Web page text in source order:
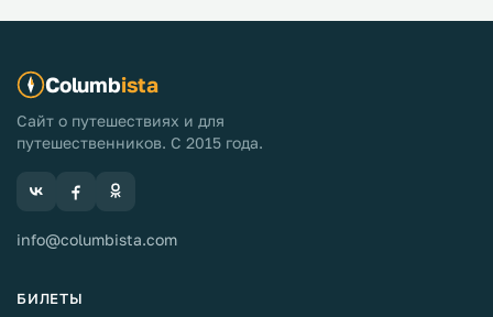
Columbista
Сайт о путешествиях и для
путешественников. С 2015 года.
info@columbista.com
БИЛЕТЫ